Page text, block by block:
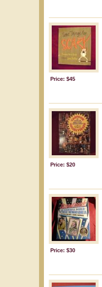
Price: $45
Price: $20
Price: $30